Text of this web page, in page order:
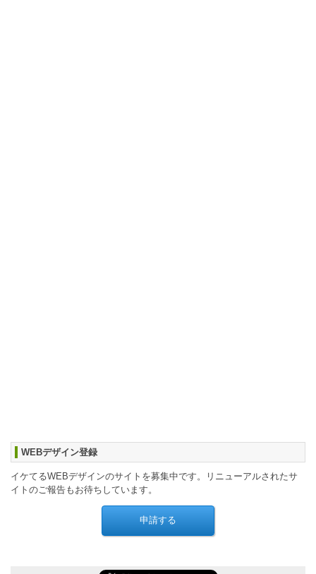
WEBデザイン登録
イケてるWEBデザインのサイトを募集中です。リニューアルされたサ
イトのご報告もお待ちしています。